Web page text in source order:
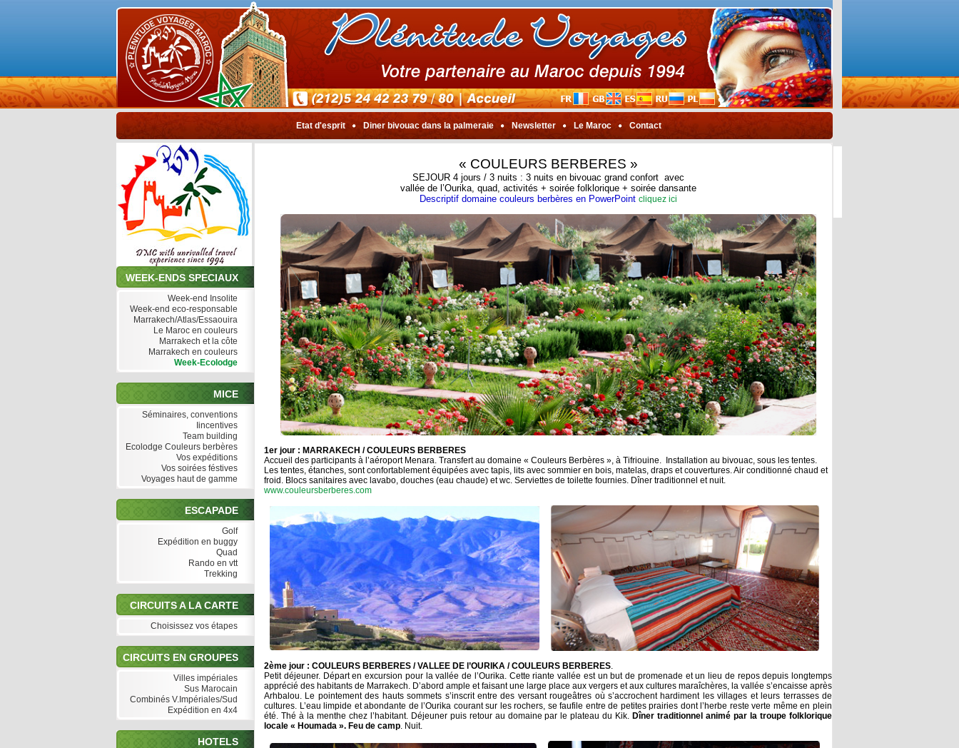
Etat d'esprit Diner bivouac dans la palmeraie Newsletter Le Maroc Contact
WEEK-ENDS SPECIAUX
Week-end Insolite
Week-end eco-responsable
Marrakech/Atlas/Essaouira
Le Maroc en couleurs
Marrakech et la côte
Marrakech en couleurs
Week-Ecolodge
MICE
Séminaires, conventions
Iincentives
Team building
Ecolodge Couleurs berbères
Vos expéditions
Vos soirées féstives
Voyages haut de gamme
ESCAPADE
Golf
Expédition en buggy
Quad
Rando en vtt
Trekking
CIRCUITS A LA CARTE
Choisissez vos étapes
CIRCUITS EN GROUPES
Villes impériales
Sus Marocain
Combinés V.Impériales/Sud
Expédition en 4x4
HOTELS
« COULEURS BERBERES »
SEJOUR 4 jours / 3 nuits : 3 nuits en bivouac grand confort avec
vallée de l’Ourika, quad, activités + soirée folklorique + soirée dansante
Descriptif domaine couleurs berbères en PowerPoint cliquez ici
1er jour : MARRAKECH / COULEURS BERBERES
Accueil des participants à l’aéroport Menara. Transfert au domaine « Couleurs Berbères », à Tifriouine. Installation au bivouac, sous les tentes.
Les tentes, étanches, sont confortablement équipées avec tapis, lits avec sommier en bois, matelas, draps et couvertures. Air conditionné chaud et
froid. Blocs sanitaires avec lavabo, douches (eau chaude) et wc. Serviettes de toilette fournies. Dîner traditionnel et nuit.
www.couleursberberes.com
2ème jour : COULEURS BERBERES / VALLEE DE l’OURIKA / COULEURS BERBERES.
Petit déjeuner. Départ en excursion pour la vallée de l’Ourika. Cette riante vallée est un but de promenade et un lieu de repos depuis longtemps
apprécié des habitants de Marrakech. D’abord ample et faisant une large place aux vergers et aux cultures maraîchères, la vallée s’encaisse après
Arhbalou. Le pointement des hauts sommets s’inscrit entre des versant rougeâtres où s’accrochent hardiment les villages et leurs terrasses de
cultures. L’eau limpide et abondante de l’Ourika courant sur les rochers, se faufile entre de petites prairies dont l’herbe reste verte même en plein
été. Thé à la menthe chez l’habitant. Déjeuner puis retour au domaine par le plateau du Kik. Dîner traditionnel animé par la troupe folklorique
locale « Houmada ». Feu de camp. Nuit.